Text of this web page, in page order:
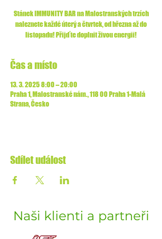
Stánek IMMUNITY BAR na Malostranských trzích
naleznete každé úterý a čtvrtek, od března až do
listopadu! Přijďte doplnit živou energii!
Čas a místo
13. 3. 2025 8:00 – 20:00
Praha 1, Malostranské nám., 118 00 Praha 1-Malá
Strana, Česko
Sdílet událost
Naši klienti a partneři